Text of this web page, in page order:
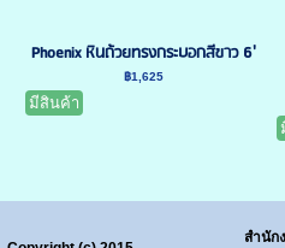
Phoenix หินถ้วยทรงกระบอกสีขาว 6'
฿1,625
มีสินค้า
สำนัก